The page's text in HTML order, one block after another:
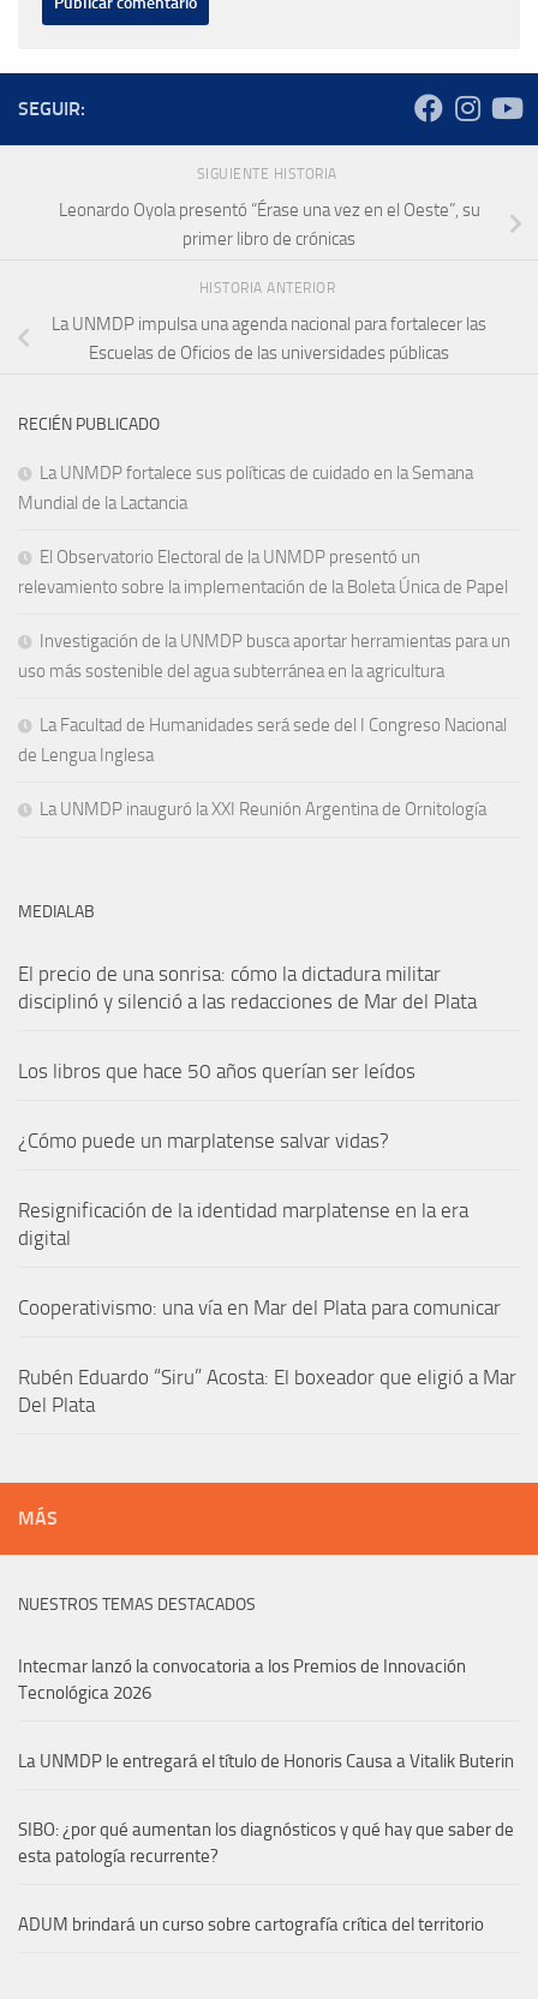
SEGUIR:
SIGUIENTE HISTORIA
Leonardo Oyola presentó “Érase una vez en el Oeste”, su
primer libro de crónicas
HISTORIA ANTERIOR
La UNMDP impulsa una agenda nacional para fortalecer las
Escuelas de Oficios de las universidades públicas
RECIÉN PUBLICADO
La UNMDP fortalece sus políticas de cuidado en la Semana
Mundial de la Lactancia
El Observatorio Electoral de la UNMDP presentó un
relevamiento sobre la implementación de la Boleta Única de Papel
Investigación de la UNMDP busca aportar herramientas para un
uso más sostenible del agua subterránea en la agricultura
La Facultad de Humanidades será sede del I Congreso Nacional
de Lengua Inglesa
La UNMDP inauguró la XXI Reunión Argentina de Ornitología
MEDIALAB
El precio de una sonrisa: cómo la dictadura militar
disciplinó y silenció a las redacciones de Mar del Plata
Los libros que hace 50 años querían ser leídos
¿Cómo puede un marplatense salvar vidas?
Resignificación de la identidad marplatense en la era
digital
Cooperativismo: una vía en Mar del Plata para comunicar
Rubén Eduardo “Siru” Acosta: El boxeador que eligió a Mar
Del Plata
MÁS
NUESTROS TEMAS DESTACADOS
Intecmar lanzó la convocatoria a los Premios de Innovación
Tecnológica 2026
La UNMDP le entregará el título de Honoris Causa a Vitalik Buterin
SIBO: ¿por qué aumentan los diagnósticos y qué hay que saber de
esta patología recurrente?
ADUM brindará un curso sobre cartografía crítica del territorio